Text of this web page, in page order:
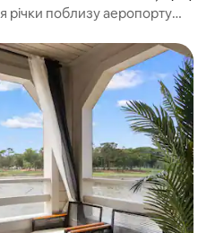
річки поблизу аеропорту